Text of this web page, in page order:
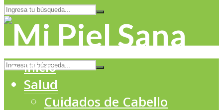
Inicio
Salud
Cuidados de Cabello